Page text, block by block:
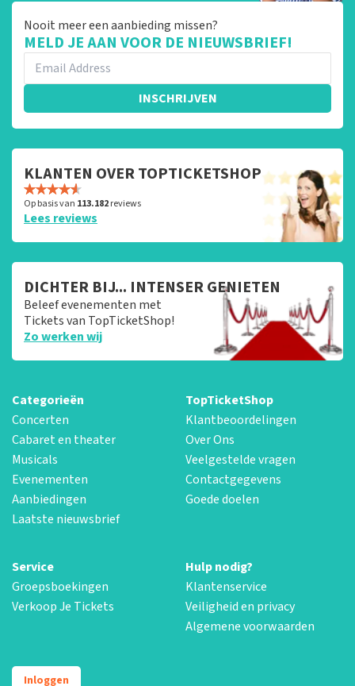
Nooit meer een aanbieding missen?
MELD JE AAN VOOR DE NIEUWSBRIEF!
INSCHRIJVEN
KLANTEN OVER TOPTICKETSHOP
Op basis van 113.182reviews
Lees reviews
DICHTER BIJ... INTENSER GENIETEN
Beleef evenementen met
Tickets van TopTicketShop!
Zo werken wij
Categorieën
Concerten
Cabaret en theater
Musicals
Evenementen
Aanbiedingen
Laatste nieuwsbrief
TopTicketShop
Klantbeoordelingen
Over Ons
Veelgestelde vragen
Contactgegevens
Goede doelen
Service
Groepsboekingen
Verkoop Je Tickets
Hulp nodig?
Klantenservice
Veiligheid en privacy
Algemene voorwaarden
Inloggen